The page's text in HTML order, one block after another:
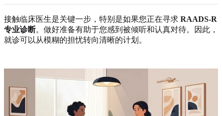
接触临床医生是关键一步，特别是如果您正在寻求 RAADS-R
专业诊断。做好准备有助于您感到被倾听和认真对待。因此，
就诊可以从模糊的担忧转向清晰的计划。